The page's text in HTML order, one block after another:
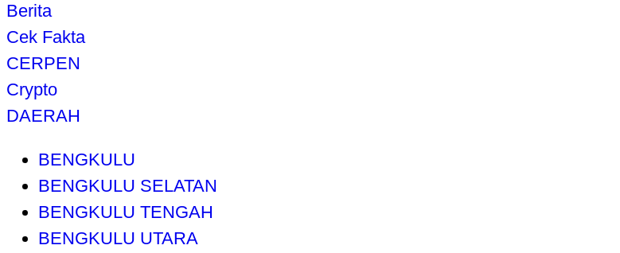
Berita
Cek Fakta
CERPEN
Crypto
DAERAH
BENGKULU
BENGKULU SELATAN
BENGKULU TENGAH
BENGKULU UTARA